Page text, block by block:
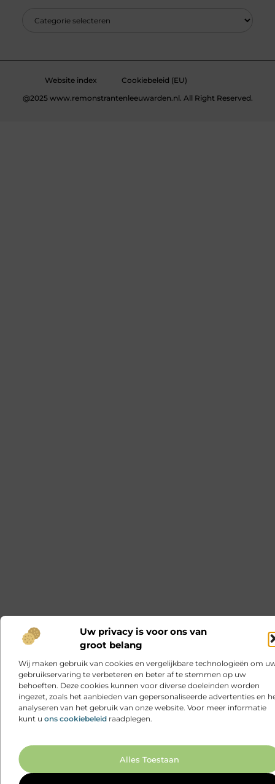
Uw privacy is voor ons van
groot belang
Wij maken gebruik van cookies en vergelijkbare technologieën om
gebruikservaring te verbeteren en beter af te stemmen op uw
behoeften. Deze cookies kunnen voor diverse doeleinden worden
ingezet, zoals het aanbieden van gepersonaliseerde advertenties en
analyseren van het gebruik van onze website. Voor meer informatie
kunt u ons cookiebeleid raadplegen.
Alles Toestaan
Website index
Cookiebeleid (EU)
@2025 www.remonstrantenleeuwarden.nl. All Right Reserved.